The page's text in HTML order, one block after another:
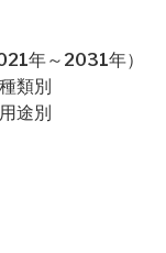
年～2031年）
類別
途別